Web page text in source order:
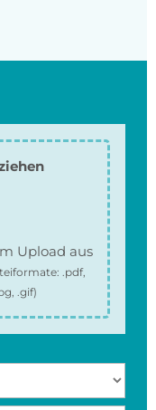
Upload aus
.pdf,
.gif)